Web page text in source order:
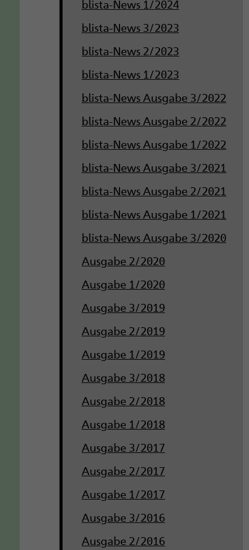
blista-News 1/2024
blista-News 3/2023
blista-News 2/2023
blista-News 1/2023
blista-News Ausgabe 3/2022
blista-News Ausgabe 2/2022
blista-News Ausgabe 1/2022
blista-News Ausgabe 3/2021
blista-News Ausgabe 2/2021
blista-News Ausgabe 1/2021
blista-News Ausgabe 3/2020
Ausgabe 2/2020
Ausgabe 1/2020
Ausgabe 3/2019
Ausgabe 2/2019
Ausgabe 1/2019
Ausgabe 3/2018
Ausgabe 2/2018
Ausgabe 1/2018
Ausgabe 3/2017
Ausgabe 2/2017
Ausgabe 1/2017
Ausgabe 3/2016
Ausgabe 2/2016